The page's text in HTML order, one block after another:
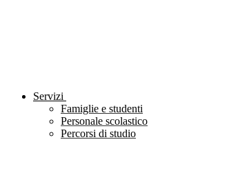
Servizi
Famiglie e studenti
Personale scolastico
Percorsi di studio